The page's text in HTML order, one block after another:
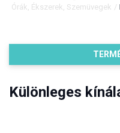
Órák, Ékszerek, Szemüvegek /
Különleges